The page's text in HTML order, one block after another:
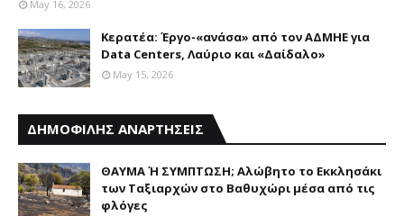
May 16, 2026
Κερατέα: Έργο-«ανάσα» από τον ΑΔΜΗΕ για
Data Centers, Λαύριο και «Δαίδαλο»
May 15, 2026
ΔΗΜΟΦΙΛΗΣ ΑΝΑΡΤΗΣΕΙΣ
ΘΑΥΜΑ Ή ΣΥΜΠΤΩΣΗ; Aλώβητο το Eκκλησάκι
των Tαξιαρχών στο Bαθυχώρι μέσα από τις
φλόγες